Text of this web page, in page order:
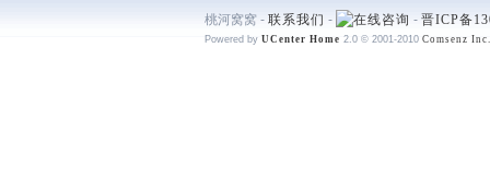
桃河窝窝 - 联系我们 - - 晋ICP备
Powered by UCenter Home 2.0 © 2001-2010 Comsenz Inc.